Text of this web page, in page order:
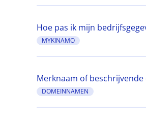
Hoe pas ik mijn
MYKINAMO
Merknaam of
DOMEINNAMEN